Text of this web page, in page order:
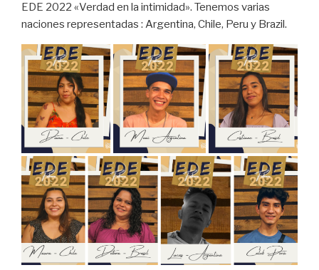
EDE 2022 «Verdad en la intimidad». Tenemos varias
naciones representadas : Argentina, Chile, Peru y Brazil.